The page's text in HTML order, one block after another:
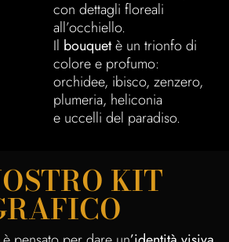
con dettagli floreali
all’occhiello.
Il bouquetè un trionfo di
colore e profumo:
orchidee, ibisco, zenzero,
plumeria, heliconia
e uccelli del paradiso.
KIT